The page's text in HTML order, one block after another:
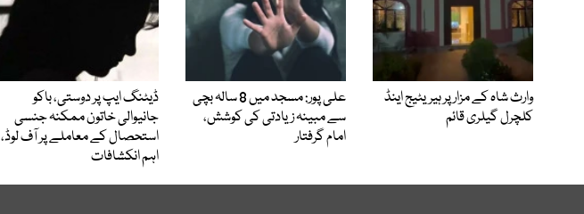
وارث شاہ کے مزار پر ہیریٹیج اینڈ
کلچرل گیلری قائم
علی پور: مسجد میں 8 سالہ بچی
سے مبینہ زیادتی کی کوشش،
امام گرفتار
ڈیٹنگ ایپ پر دوستی، باکو
جانیوالی خاتون ممکنہ جنسی
استحصال کے معاملے پر آف لوڈ،
اہم انکشافات